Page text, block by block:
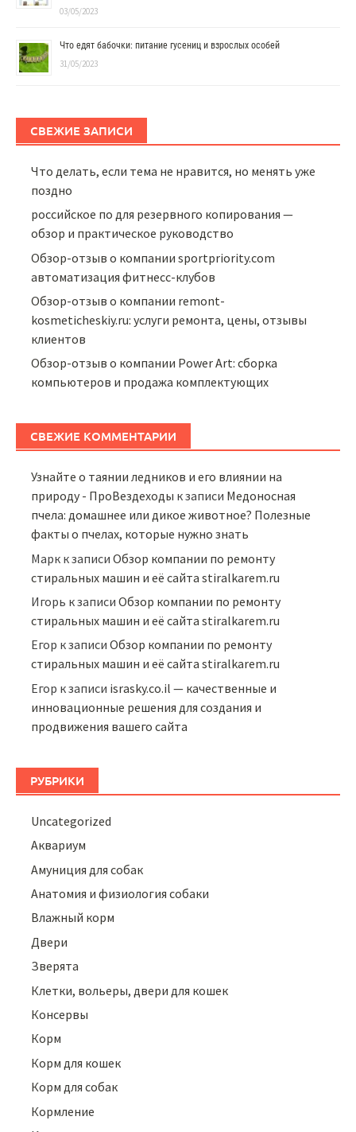
03/05/2023
Что едят бабочки: питание гусениц и взрослых особей
31/05/2023
СВЕЖИЕ ЗАПИСИ
Что делать, если тема не нравится, но менять уже
поздно
российское по для резервного копирования —
обзор и практическое руководство
Обзор-отзыв о компании sportpriority.com
автоматизация фитнесс-клубов
Обзор-отзыв о компании remont-
kosmeticheskiy.ru: услуги ремонта, цены, отзывы
клиентов
Обзор-отзыв о компании Power Art: сборка
компьютеров и продажа комплектующих
СВЕЖИЕ КОММЕНТАРИИ
Узнайте о таянии ледников и его влиянии на
природу - ПроВездеходы к записи Медоносная
пчела: домашнее или дикое животное? Полезные
факты о пчелах, которые нужно знать
Марк к записиОбзор компании по ремонту
стиральных машин и её сайта stiralkarem.ru
Игорь к записиОбзор компании по ремонту
стиральных машин и её сайта stiralkarem.ru
Егор к записиОбзор компании по ремонту
стиральных машин и её сайта stiralkarem.ru
Егор к записи israsky.co.il — качественные и
инновационные решения для создания и
продвижения вашего сайта
РУБРИКИ
Uncategorized
Аквариум
Амуниция для собак
Анатомия и физиология собаки
Влажный корм
Двери
Зверята
Клетки, вольеры, двери для кошек
Консервы
Корм
Корм для кошек
Корм для собак
Кормление